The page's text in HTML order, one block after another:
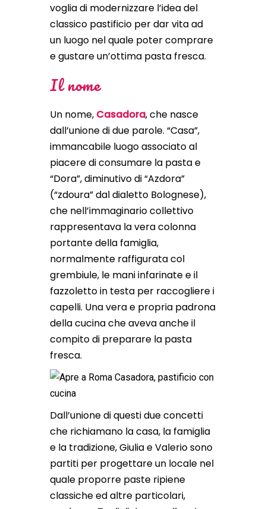
voglia di modernizzare l’idea del
classico pastificio per dar vita ad
un luogo nel quale poter comprare
e gustare un’ottima pasta fresca.
Il nome
Un nome, Casadora, che nasce
dall’unione di due parole. “Casa”,
immancabile luogo associato al
piacere di consumare la pasta e
“Dora”, diminutivo di “Azdora”
(“zdoura” dal dialetto Bolognese),
che nell’immaginario collettivo
rappresentava la vera colonna
portante della famiglia,
normalmente raffigurata col
grembiule, le mani infarinate e il
fazzoletto in testa per raccogliere i
capelli. Una vera e propria padrona
della cucina che aveva anche il
compito di preparare la pasta
fresca.
Dall’unione di questi due concetti
che richiamano la casa, la famiglia
e la tradizione, Giulia e Valerio sono
partiti per progettare un locale nel
quale proporre paste ripiene
classiche ed altre particolari,